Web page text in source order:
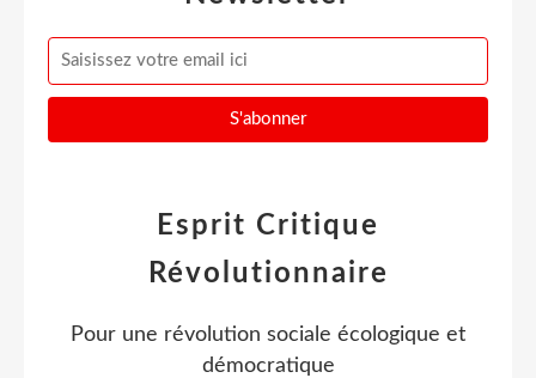
Esprit Critique
Révolutionnaire
Pour une révolution sociale écologique et
démocratique